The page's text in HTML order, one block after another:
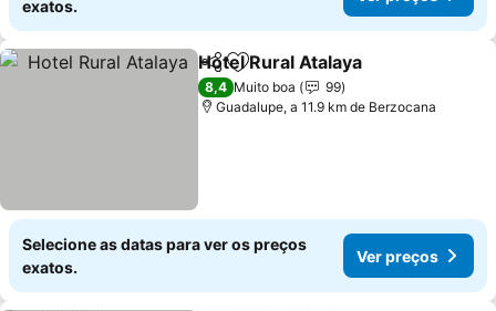
exatos.
PartilharAdicionar aos favoritos
Hotel Rural Atalaya
8,4 Muito boa
99
Guadalupe, a 11.9 km de Berzocana
Selecione as datas para ver os preços
exatos.
Ver preços